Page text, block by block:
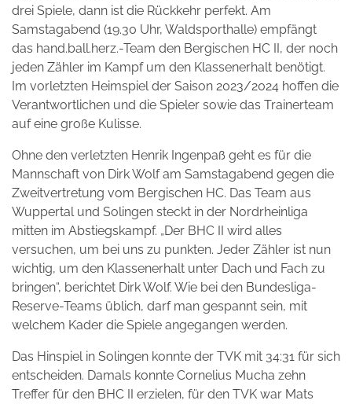
drei Spiele, dann ist die Rückkehr perfekt. Am
Samstagabend (19.30 Uhr, Waldsporthalle) empfängt
das hand.ball.herz.-Team den Bergischen HC II, der noch
jeden Zähler im Kampf um den Klassenerhalt benötigt.
Im vorletzten Heimspiel der Saison 2023/2024 hoffen die
Verantwortlichen und die Spieler sowie das Trainerteam
auf eine große Kulisse.
Ohne den verletzten Henrik Ingenpaß geht es für die
Mannschaft von Dirk Wolf am Samstagabend gegen die
Zweitvertretung vom Bergischen HC. Das Team aus
Wuppertal und Solingen steckt in der Nordrheinliga
mitten im Abstiegskampf. „Der BHC II wird alles
versuchen, um bei uns zu punkten. Jeder Zähler ist nun
wichtig, um den Klassenerhalt unter Dach und Fach zu
bringen“, berichtet Dirk Wolf. Wie bei den Bundesliga-
Reserve-Teams üblich, darf man gespannt sein, mit
welchem Kader die Spiele angegangen werden.
Das Hinspiel in Solingen konnte der TVK mit 34:31 für sich
entscheiden. Damals konnte Cornelius Mucha zehn
Treffer für den BHC II erzielen, für den TVK war Mats